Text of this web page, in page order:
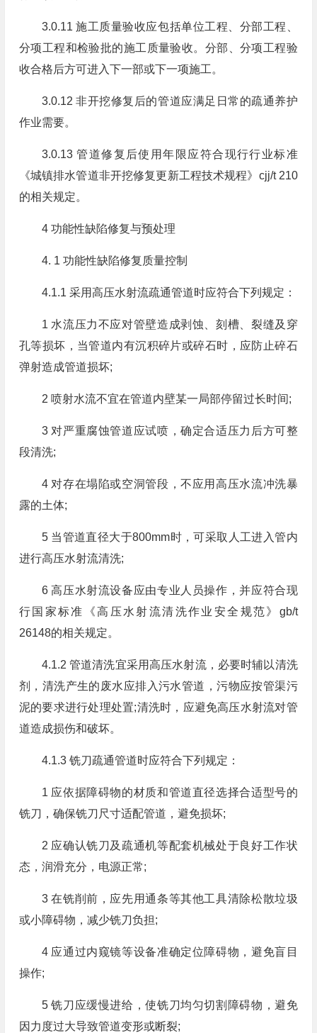
3.0.11 施工质量验收应包括单位工程、分部工程、
分项工程和检验批的施工质量验收。分部、分项工程验
收合格后方可进入下一部或下一项施工。
3.0.12 非开挖修复后的管道应满足日常的疏通养护
作业需要。
3.0.13 管道修复后使用年限应符合现行行业标准
《城镇排水管道非开挖修复更新工程技术规程》cjj/t 210
的相关规定。
4 功能性缺陷修复与预处理
4. 1 功能性缺陷修复质量控制
4.1.1 采用高压水射流疏通管道时应符合下列规定：
1 水流压力不应对管壁造成剥蚀、刻槽、裂缝及穿
孔等损坏，当管道内有沉积碎片或碎石时，应防止碎石
弹射造成管道损坏;
2 喷射水流不宜在管道内壁某一局部停留过长时间;
3 对严重腐蚀管道应试喷，确定合适压力后方可整
段清洗;
4 对存在塌陷或空洞管段，不应用高压水流冲洗暴
露的土体;
5 当管道直径大于800mm时，可采取人工进入管内
进行高压水射流清洗;
6 高压水射流设备应由专业人员操作，并应符合现
行国家标准《高压水射流清洗作业安全规范》gb/t
26148的相关规定。
4.1.2 管道清洗宜采用高压水射流，必要时辅以清洗
剂，清洗产生的废水应排入污水管道，污物应按管渠污
泥的要求进行处理处置;清洗时，应避免高压水射流对管
道造成损伤和破坏。
4.1.3 铣刀疏通管道时应符合下列规定：
1 应依据障碍物的材质和管道直径选择合适型号的
铣刀，确保铣刀尺寸适配管道，避免损坏;
2 应确认铣刀及疏通机等配套机械处于良好工作状
态，润滑充分，电源正常;
3 在铣削前，应先用通条等其他工具清除松散垃圾
或小障碍物，减少铣刀负担;
4 应通过内窥镜等设备准确定位障碍物，避免盲目
操作;
5 铣刀应缓慢进给，使铣刀均匀切割障碍物，避免
因力度过大导致管道变形或断裂;